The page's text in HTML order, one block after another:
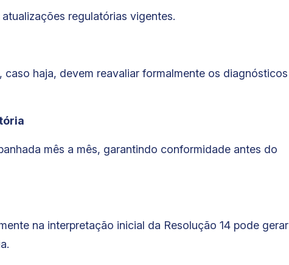
regulatórias vigentes.
haja, devem reavaliar formalmente os diagnósticos
mês a mês, garantindo conformidade antes do
na interpretação inicial da Resolução 14 pode gerar